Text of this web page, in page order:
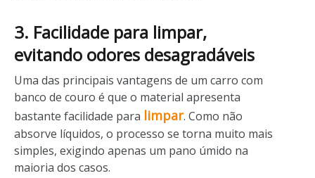
3. Facilidade para limpar,
evitando odores desagradáveis
Uma das principais vantagens de um carro com
banco de couro é que o material apresenta
bastante facilidade para limpar. Como não
absorve líquidos, o processo se torna muito mais
simples, exigindo apenas um pano úmido na
maioria dos casos.